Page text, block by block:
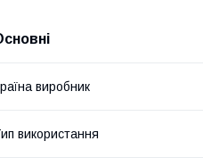
виробник
використання